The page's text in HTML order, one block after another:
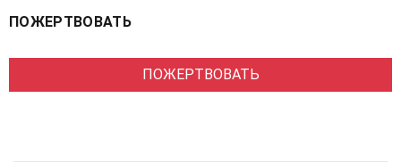
ПОЖЕРТВОВАТЬ
ПОЖЕРТВОВАТЬ